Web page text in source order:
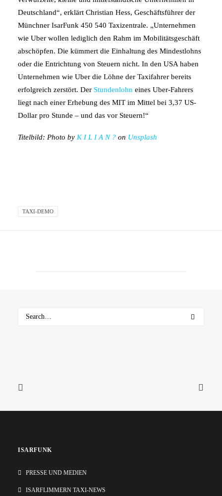
Deutschland“, erklärt Christian Hess, Geschäftsführer der
Münchner IsarFunk 450 540 Taxizentrale. „Unternehmen
wie Uber wollen lediglich den Rahm im Mobilitätsgeschäft
abschöpfen. Die kümmert die Einhaltung des Mindestlohns
oder die Entrichtung von Steuern nicht. In den USA haben
Unternehmen wie Uber die Löhne der Taxifahrer bereits
erfolgreich zerstört. Der Stundenlohn eines Uber-Fahrers
liegt nach einer Erhebung des MIT im Mittel bei 3,37 US-
Dollar pro Stunde – und das vor Steuern!“
Titelbild: Photo by K I L I A N ? on Unsplash
TAXI-DEMO
ISARFUNK
PRESSE UND MEDIEN
ISARFLIMMERN TAXI-NEWS